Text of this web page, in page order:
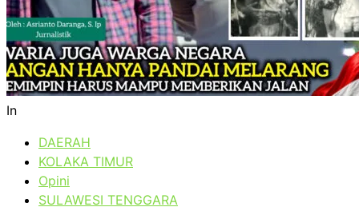
In
DAERAH
KOLAKA TIMUR
Opini
SULAWESI TENGGARA